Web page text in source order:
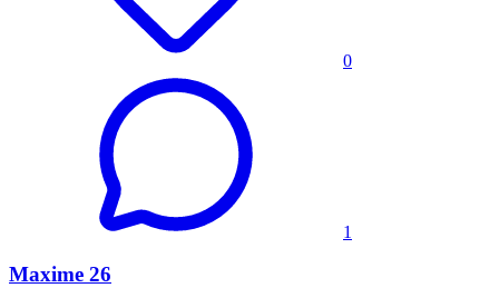
0
1
Maxime 26